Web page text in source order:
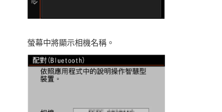
螢幕中將顯示相機名稱。